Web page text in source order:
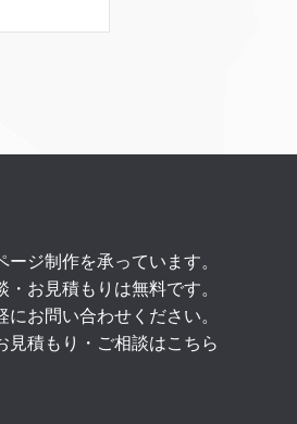
ジ制作を承っています。
お見積もりは無料です。
にお問い合わせください。
見積もり・ご相談はこちら